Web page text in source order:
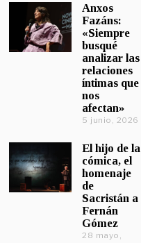
Anxos
Fazáns:
«Siempre
busqué
analizar las
relaciones
íntimas que
nos
afectan»
5 junio, 2026
El hijo de la
cómica, el
homenaje
de
Sacristán a
Fernán
Gómez
28 mayo,